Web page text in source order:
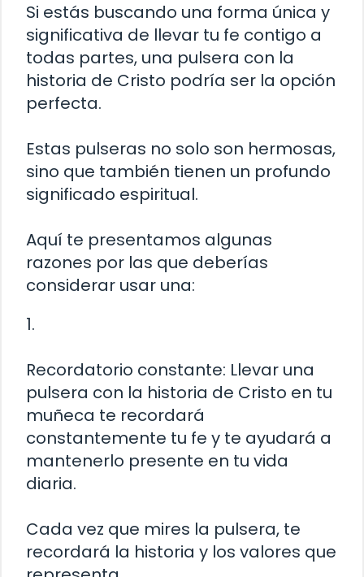
Si estás buscando una forma única y
significativa de llevar tu fe contigo a
todas partes, una pulsera con la
historia de Cristo podría ser la opción
perfecta.
Estas pulseras no solo son hermosas,
sino que también tienen un profundo
significado espiritual.
Aquí te presentamos algunas
razones por las que deberías
considerar usar una:
1.
Recordatorio constante: Llevar una
pulsera con la historia de Cristo en tu
muñeca te recordará
constantemente tu fe y te ayudará a
mantenerlo presente en tu vida
diaria.
Cada vez que mires la pulsera, te
recordará la historia y los valores que